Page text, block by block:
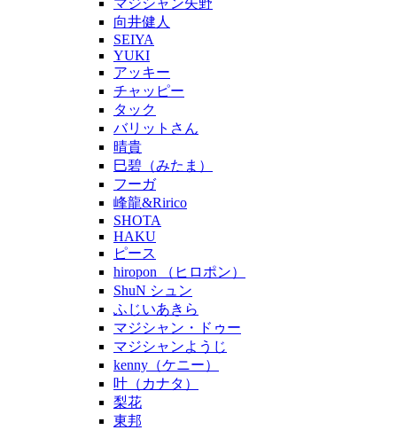
マジシャン矢野
向井健人
SEIYA
YUKI
アッキー
チャッピー
タック
バリットさん
晴貴
巳碧（みたま）
フーガ
峰龍&Ririco
SHOTA
HAKU
ピース
hiropon （ヒロポン）
ShuN シュン
ふじいあきら
マジシャン・ドゥー
マジシャンようじ
kenny（ケニー）
叶（カナタ）
梨花
東邦